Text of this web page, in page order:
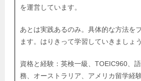
を運営しています。
あとは実践あるのみ。具体的な方法を
ます。はりきって学習していきましょ
資格と経験：英検一級、TOEIC960、
務、オーストラリア、アメリカ留学経